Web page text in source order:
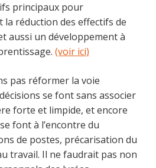
principaux pour
la réduction des effectifs de
aussi un développement à
(voir ici)
pas réformer la voie
se font sans associer
forte et limpide, et encore
font à l’encontre du
de postes, précarisation du
travail. Il ne faudrait pas non